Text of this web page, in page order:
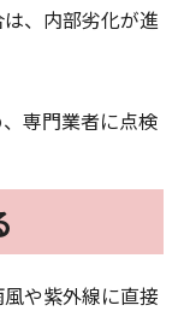
、内部劣化が進
専門業者に点検
や紫外線に直接